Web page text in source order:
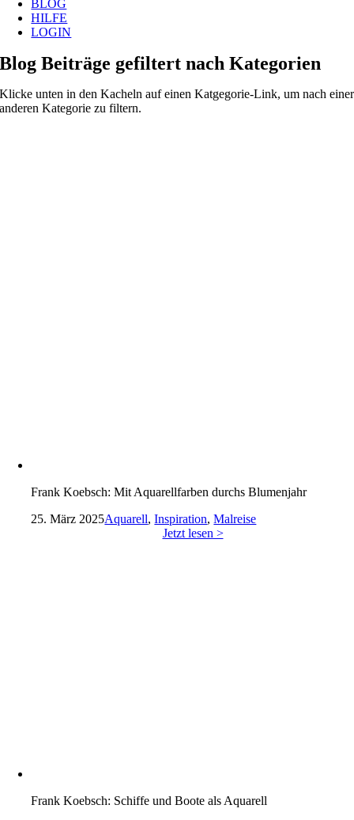
BLOG
HILFE
LOGIN
Blog Beiträge gefiltert nach Kategorien
Klicke unten in den Kacheln auf einen Katgegorie-Link, um nach einer
anderen Kategorie zu filtern.
Frank Koebsch: Mit Aquarellfarben durchs Blumenjahr
25. März 2025Aquarell,Inspiration,Malreise
Jetzt lesen >
Frank Koebsch: Schiffe und Boote als Aquarell